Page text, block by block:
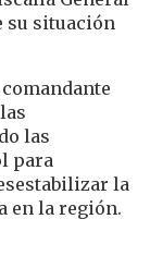
su situación
las
para
la
en la región.